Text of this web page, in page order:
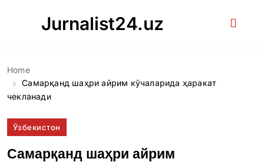
Jurnalist24.uz
Home
Самарқанд шаҳри айрим кўчаларида ҳаракат
чекланади
Ўзбекистон
Самарқанд шаҳри айрим